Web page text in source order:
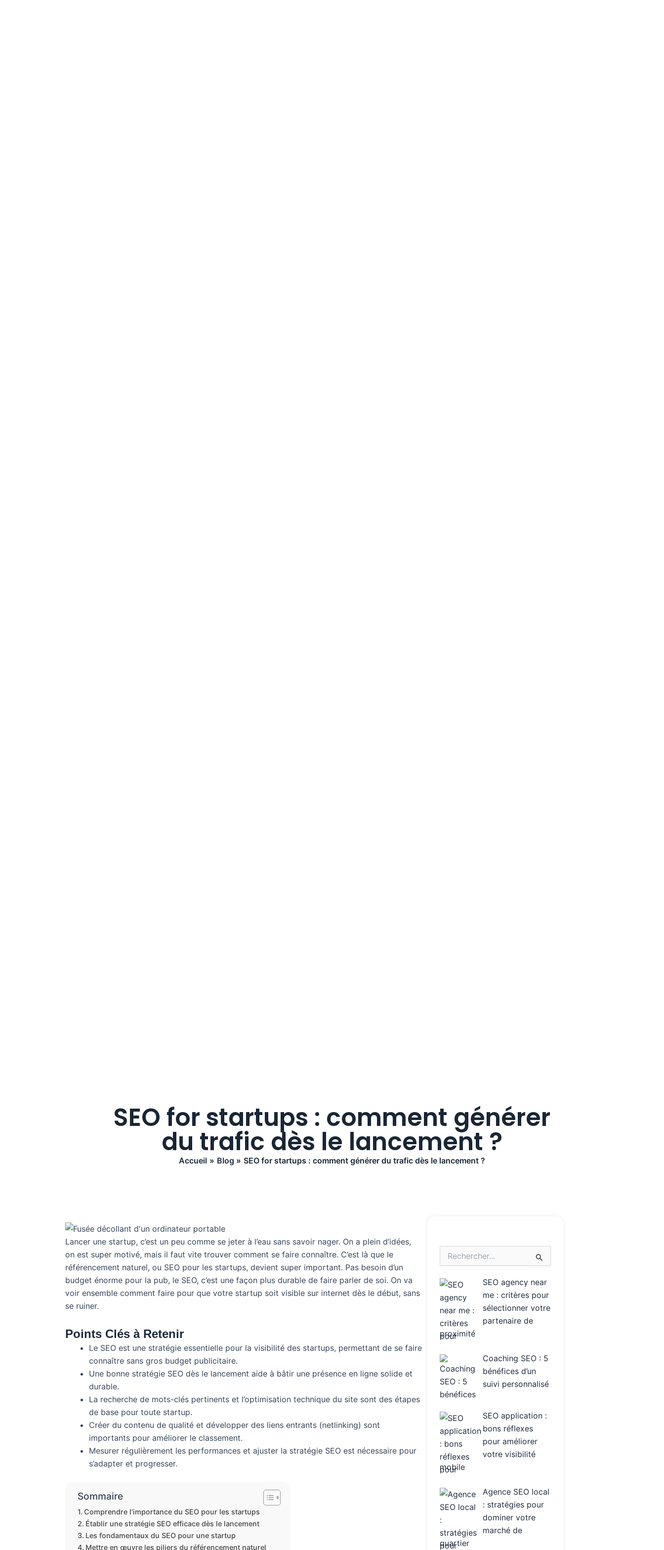
SEO for startups : comment générer
du trafic dès le lancement ?
Accueil Blog SEO for startups : comment générer du trafic dès le lancement ?
Lancer une startup, c’est un peu comme se jeter à l’eau sans savoir nager. On a plein d’idées,
on est super motivé, mais il faut vite trouver comment se faire connaître. C’est là que le
référencement naturel, ou SEO pour les startups, devient super important. Pas besoin d’un
budget énorme pour la pub, le SEO, c’est une façon plus durable de faire parler de soi. On va
voir ensemble comment faire pour que votre startup soit visible sur internet dès le début, sans
se ruiner.
Points Clés à Retenir
Le SEO est une stratégie essentielle pour la visibilité des startups, permettant de se faire
connaître sans gros budget publicitaire.
Une bonne stratégie SEO dès le lancement aide à bâtir une présence en ligne solide et
durable.
La recherche de mots-clés pertinents et l’optimisation technique du site sont des étapes
de base pour toute startup.
Créer du contenu de qualité et développer des liens entrants (netlinking) sont
importants pour améliorer le classement.
Mesurer régulièrement les performances et ajuster la stratégie SEO est nécessaire pour
s’adapter et progresser.
Sommaire
Comprendre l’importance du SEO pour les startups
Établir une stratégie SEO efficace dès le lancement
Les fondamentaux du SEO pour une startup
Mettre en œuvre les piliers du référencement naturel
Rechercher :
SEO agency near
me : critères pour
sélectionner votre
partenaire de
proximité
Coaching SEO : 5
bénéfices d’un
suivi personnalisé
SEO application :
bons réflexes
pour améliorer
votre visibilité
mobile
Agence SEO local
: stratégies pour
dominer votre
marché de
quartier